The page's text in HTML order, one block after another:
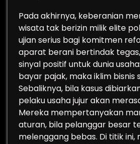
Pada akhirnya, keberanian
wisata tak berizin milik elite
ujian serius bagi komitmen
aparat berani bertindak
sinyal positif untuk dunia
bayar pajak, maka iklim bisnis
Sebaliknya, bila kasus
pelaku usaha jujur akan
Mereka mempertanyakan
aturan, bila pelanggar besar
melenggang bebas. Di titik ini,